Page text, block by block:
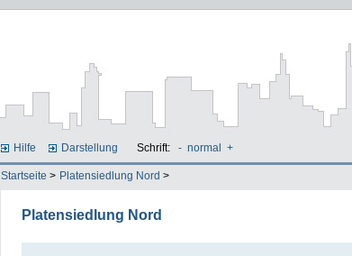
Hilfe Darstellung Schrift: - normal +
Startseite > Platensiedlung Nord >
Platensiedlung Nord